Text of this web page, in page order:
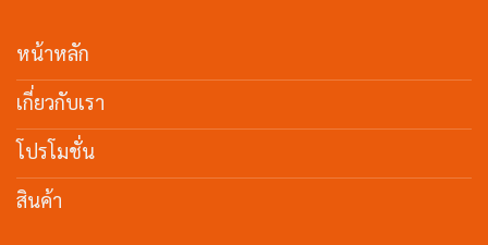
หน้าหลัก
เกี่ยวกับเรา
โปรโมชั่น
สินค้า